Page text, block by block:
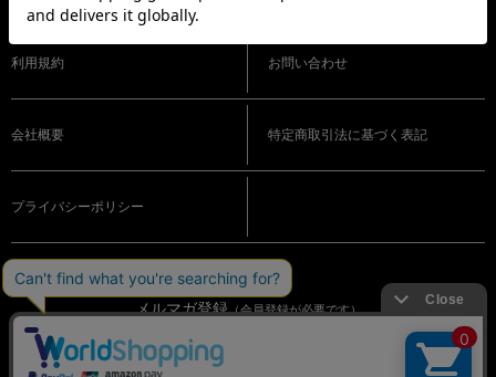
利用規約 お問い合わせ
会社概要 特定商取引法に基づく表記
プライバシーポリシー
メルマガ登録（会員登録が必要です）
OFFICIAL SNS